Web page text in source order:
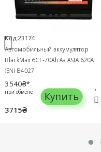
Код:23174
Автомобильный аккумулятор
BlackMax 6СТ-70Ah Аз ASIA 620A
(EN) B4027
3540₴*
при обмене
3715₴
Купить